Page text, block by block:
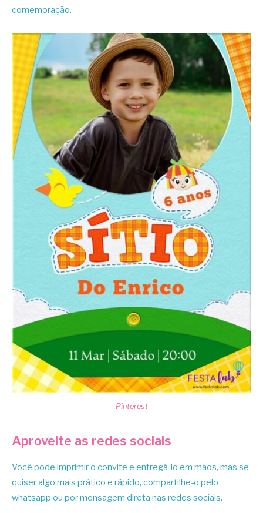
comemoração.
Pinterest
Aproveite as redes sociais
Você pode imprimir o convite e entregá-lo em mãos, mas se
quiser algo mais prático e rápido, compartilhe-o pelo
whatsapp ou por mensagem direta nas redes sociais.